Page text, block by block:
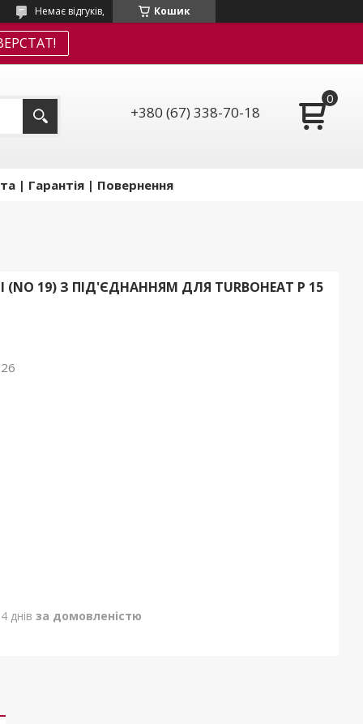
Кошик
Немає відгуків,
+380 (67) 338-70-18
| Гарантія | Повернення
19) З ПІД'ЄДНАННЯМ ДЛЯ TURBOHEAT P 15
днів за домовленістю